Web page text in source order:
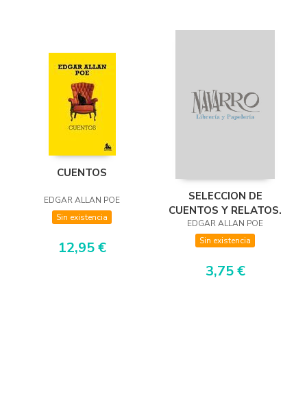
CUENTOS
EDGAR ALLAN POE
Sin existencia
12,95 €
SELECCION DE
CUENTOS Y RELATOS.
EDGAR ALLAN POE
Sin existencia
3,75 €